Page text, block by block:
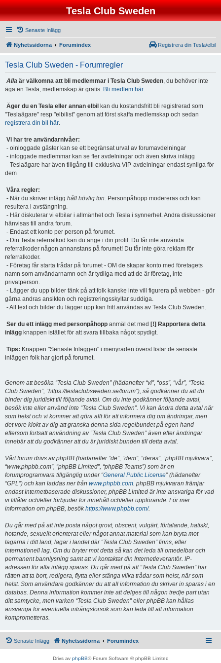
Tesla Club Sweden
Senaste Inlägg
Nyhetssidorna Forumindex Registrera din Tesla/elbil
Tesla Club Sweden - Forumregler
Alla är välkomna att bli medlemmar i Tesla Club Sweden, du behöver inte
äga en Tesla, medlemskap är gratis. Bli medlem här.
Äger du en Tesla eller annan elbil kan du kostandsfritt bli registrerad som
"Teslaägare" resp "elbilist" genom att först skaffa medlemskap och sedan
registrera din bil här.
Vi har tre användarnivåer:
- oinloggade gäster kan se ett begränsat urval av forumavdelningar
- inloggade medlemmar kan se fler avdelningar och även skriva inlägg
- Teslaägare har även tillgång till exklusiva VIP-avdelningar endast synliga för
dem
Våra regler:
- När du skriver inlägg håll hövlig ton. Personpåhopp modereras och kan
resultera i avstängning.
- Här diskuterar vi elbilar i allmänhet och Tesla i synnerhet. Andra diskussioner
hänvisas till andra forum.
- Endast ett konto per person på forumet.
- Din Tesla referralkod kan du ange i din profil. Du får inte använda
referralkoder någon annanstans på forumet! Du får inte göra reklam för
referralkoder.
- Företag får starta trådar på forumet - OM de skapar konto med företagets
namn som användarnamn och är tydliga med att de är företag, inte
privatperson.
- Lägger du upp bilder tänk på att folk kanske inte vill figurera på webben - gör
gärna andras ansikten och registreringsskyltar suddiga.
- All text och bilder du lägger upp kan fritt användas av Tesla Club Sweden.
Ser du ett inlägg med personpåhopp anmäl det med [!] Rapportera detta
inlägg knappen istället för att svara tillbaka något spydigt.
Tips: Knappen "Senaste Inläggen" i menyraden överst listar de senaste
inläggen folk har gjort på forumet.
Genom att besöka “Tesla Club Sweden” (hädanefter “vi”, “oss”, “vår”, “Tesla
Club Sweden”, “https://teslaclubsweden.se/forum”), så godkänner du att du
binder dig juridiskt till följande avtal. Om du inte godkänner följande avtal,
besök inte eller använd inte “Tesla Club Sweden”. Vi kan ändra detta avtal när
som helst och vi kommer att göra allt för att informera dig om ändringar, men
det vore klokt av dig att granska denna sida regelbundet på egen hand
eftersom fortsatt användning av “Tesla Club Sweden” även efter ändringar
innebär att du godkänner att du är juridiskt bunden till detta avtal.
Vårt forum drivs av phpBB (hädanefter “de”, “dem”, “deras”, “phpBB mjukvara”,
“www.phpbb.com”, “phpBB Limited”, “phpBB Teams”) som är en
forumprogramvara tillgänglig under “General Public License” (hädanefter
“GPL”) och kan laddas ner från www.phpbb.com. phpBB mjukvaran främjar
endast Internetbaserade diskussioner, phpBB Limited är inte ansvariga för vad
vi tillåter och/eller förbjuder för innehåll och/eller uppförande. För mer
information om phpBB, besökhttps://www.phpbb.com/.
Du går med på att inte posta något grovt, obscent, vulgärt, förtalande, hatiskt,
hotande, sexuellt orienterat eller något annat material som kan bryta mot
lagarna i ditt land, lagar i landet där “Tesla Club Sweden” finns, eller
internationell lag. Om du bryter mot detta så kan det leda till omedelbar och
permanent bannlysning samt att vi kontaktar din Internetleverantör. IP-
adressen för alla inlägg sparas. Du går med på att “Tesla Club Sweden” har
rätten att ta bort, redigera, flytta eller stänga vilka trådar som helst, när som
helst. Som användare godkänner du att all information du skriver in sparas i en
databas. Denna information kommer inte att delges till någon tredje part utan
ditt samtycke, men varken “Tesla Club Sweden” eller phpBB kan hållas
ansvariga för eventuella intrångsförsök som kan leda till att information
komprometteras.
Senaste Inlägg Nyhetssidorna Forumindex
Drivs av phpBB® Forum Software © phpBB Limited